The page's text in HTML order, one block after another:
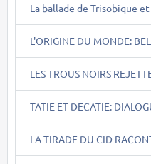
La ballade de Trisobique et
L'ORIGINE DU MONDE:
LES TROUS NOIRS
TATIE ET DECATIE:
LA TIRADE DU CID